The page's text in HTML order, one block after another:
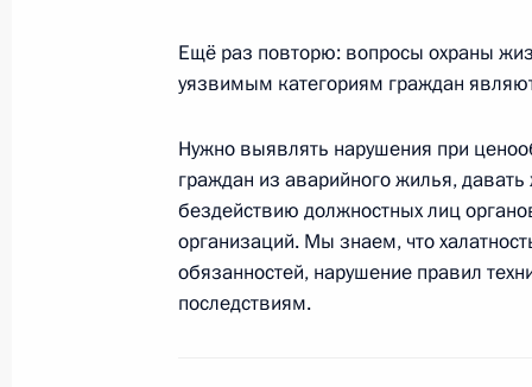
Встреча с Игорем Руденей
2 марта 2016 года, 18:40 Москва, Кремль
Совещание с членами
Ещё раз повторю: вопросы охраны
уязвимым категориям граждан
Нужно выявлять нарушения при
граждан из аварийного жилья,
бездействию должностных лиц
организаций. Мы знаем, что
обязанностей, нарушение правил
последствиям.